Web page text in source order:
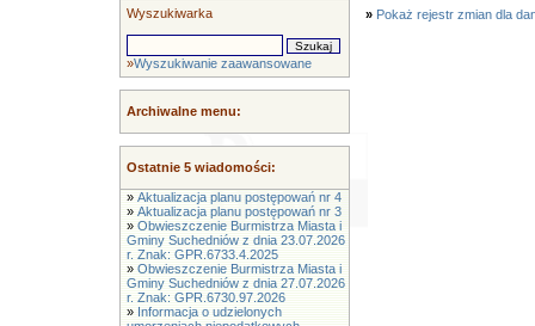
Wyszukiwarka
»Wyszukiwanie zaawansowane
Archiwalne menu:
Ostatnie 5 wiadomości:
» Aktualizacja planu postępowań nr 4
» Aktualizacja planu postępowań nr 3
» Obwieszczenie Burmistrza Miasta i
Gminy Suchedniów z dnia 23.07.2026
r. Znak: GPR.6733.4.2025
» Obwieszczenie Burmistrza Miasta i
Gminy Suchedniów z dnia 27.07.2026
r. Znak: GPR.6730.97.2026
» Informacja o udzielonych
» Pokaż rejestr zmian dla